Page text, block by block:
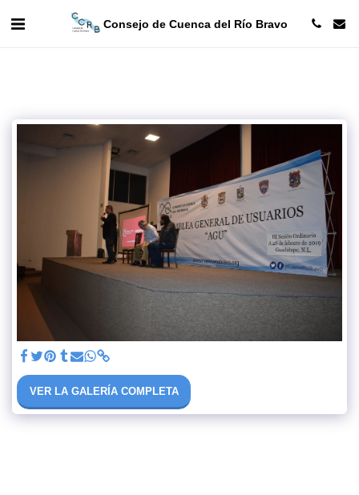
Consejo de Cuenca del Río Bravo
VER LA GALERÍA COMPLETA